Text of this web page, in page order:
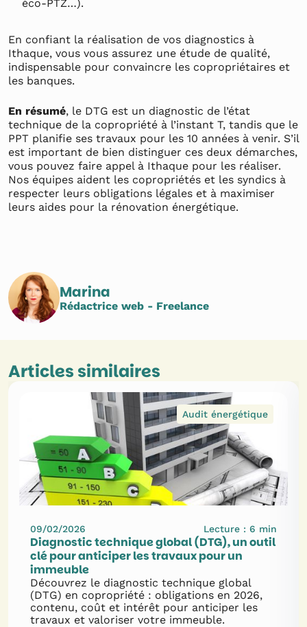
éco-PTZ…).
En confiant la réalisation de vos diagnostics à
Ithaque, vous vous assurez une étude de qualité,
indispensable pour convaincre les copropriétaires et
les banques.
En résumé, le DTG est un diagnostic de l’état
technique de la copropriété à l’instant T, tandis que le
PPT planifie ses travaux pour les 10 années à venir. S’il
est important de bien distinguer ces deux démarches,
vous pouvez faire appel à Ithaque pour les réaliser.
Nos équipes aident les copropriétés et les syndics à
respecter leurs obligations légales et à maximiser
leurs aides pour la rénovation énergétique.
Marina
Rédactrice web - Freelance
Articles similaires
Audit énergétique
09/02/2026 Lecture : 6 min
Diagnostic technique global (DTG), un outil
clé pour anticiper les travaux pour un
immeuble
Découvrez le diagnostic technique global
(DTG) en copropriété : obligations en 2026,
contenu, coût et intérêt pour anticiper les
travaux et valoriser votre immeuble.